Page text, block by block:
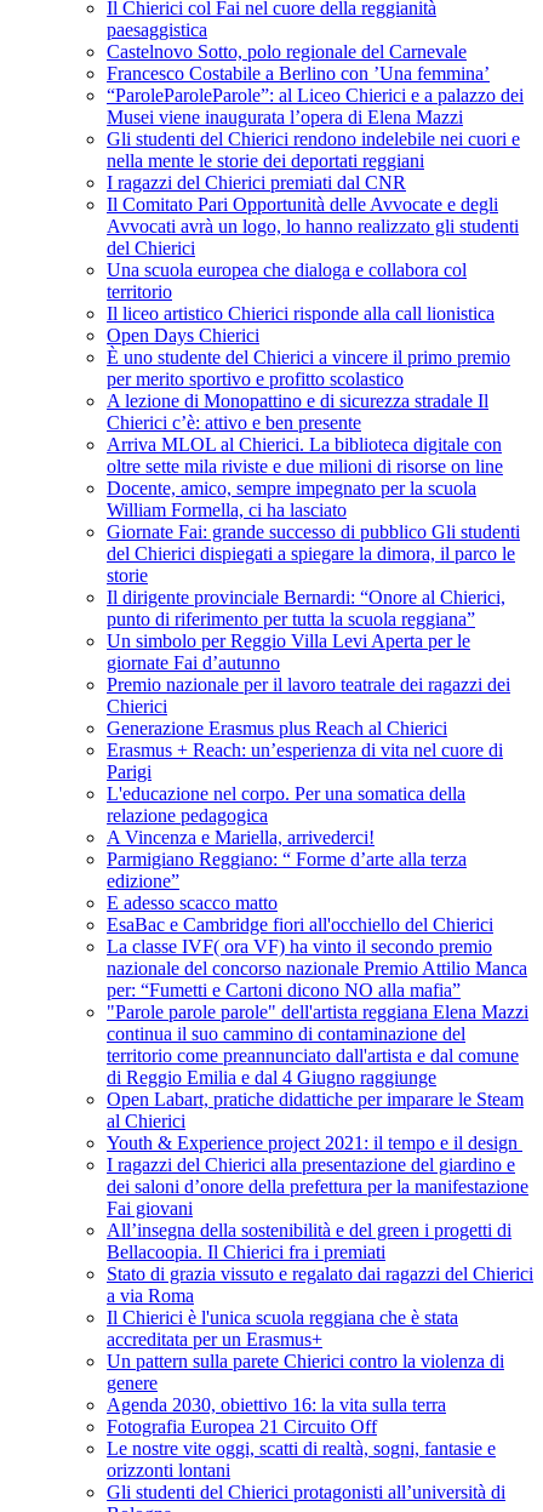
Il Chierici col Fai nel cuore della reggianità
paesaggistica
Castelnovo Sotto, polo regionale del Carnevale
Francesco Costabile a Berlino con ’Una femmina’
“ParoleParoleParole”: al Liceo Chierici e a palazzo dei
Musei viene inaugurata l’opera di Elena Mazzi
Gli studenti del Chierici rendono indelebile nei cuori e
nella mente le storie dei deportati reggiani
I ragazzi del Chierici premiati dal CNR
Il Comitato Pari Opportunità delle Avvocate e degli
Avvocati avrà un logo, lo hanno realizzato gli studenti
del Chierici
Una scuola europea che dialoga e collabora col
territorio
Il liceo artistico Chierici risponde alla call lionistica
Open Days Chierici
È uno studente del Chierici a vincere il primo premio
per merito sportivo e profitto scolastico
A lezione di Monopattino e di sicurezza stradale Il
Chierici c’è: attivo e ben presente
Arriva MLOL al Chierici. La biblioteca digitale con
oltre sette mila riviste e due milioni di risorse on line
Docente, amico, sempre impegnato per la scuola
William Formella, ci ha lasciato
Giornate Fai: grande successo di pubblico Gli studenti
del Chierici dispiegati a spiegare la dimora, il parco le
storie
Il dirigente provinciale Bernardi: “Onore al Chierici,
punto di riferimento per tutta la scuola reggiana”
Un simbolo per Reggio Villa Levi Aperta per le
giornate Fai d’autunno
Premio nazionale per il lavoro teatrale dei ragazzi dei
Chierici
Generazione Erasmus plus Reach al Chierici
Erasmus + Reach: un’esperienza di vita nel cuore di
Parigi
L'educazione nel corpo. Per una somatica della
relazione pedagogica
A Vincenza e Mariella, arrivederci!
Parmigiano Reggiano: “ Forme d’arte alla terza
edizione”
E adesso scacco matto
EsaBac e Cambridge fiori all'occhiello del Chierici
La classe IVF( ora VF) ha vinto il secondo premio
nazionale del concorso nazionale Premio Attilio Manca
per: “Fumetti e Cartoni dicono NO alla mafia”
"Parole parole parole" dell'artista reggiana Elena Mazzi
continua il suo cammino di contaminazione del
territorio come preannunciato dall'artista e dal comune
di Reggio Emilia e dal 4 Giugno raggiunge
Open Labart, pratiche didattiche per imparare le Steam
al Chierici
Youth & Experience project 2021: il tempo e il design
I ragazzi del Chierici alla presentazione del giardino e
dei saloni d’onore della prefettura per la manifestazione
Fai giovani
All’insegna della sostenibilità e del green i progetti di
Bellacoopia. Il Chierici fra i premiati
Stato di grazia vissuto e regalato dai ragazzi del Chierici
a via Roma
Il Chierici è l'unica scuola reggiana che è stata
accreditata per un Erasmus+
Un pattern sulla parete Chierici contro la violenza di
genere
Agenda 2030, obiettivo 16: la vita sulla terra
Fotografia Europea 21 Circuito Off
Le nostre vite oggi, scatti di realtà, sogni, fantasie e
orizzonti lontani
Gli studenti del Chierici protagonisti all’università di